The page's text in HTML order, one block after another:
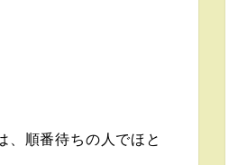
、順番待ちの人でほと